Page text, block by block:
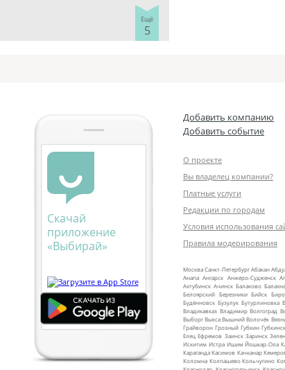
Ещё
5
Скачай
приложение
«Выбирай»
Добавить компанию
Добавить событие
О проекте
Вы владелец компании?
Платные услуги
Редакции по городам
Условия использования
Правила модерирования
МоскваСанкт‑ПетербургАбакан
Анапа Ангарск Анжеро‑Судженск
Ахтубинск Ачинск Балаково Балахна
Белоярский Березники Бийск
Будённовск Бузулук Бутурлиновка
Владикавказ Владимир Волгоград
ВыборгВыкса Вышний Волочёк
Грайворон Грозный Губкин
Елец Ефремов Заинск Заринск
Искитим Истра Ишим Йошкар‑Ола
Караганда Касимов Качканар
Коломна Колпашево Кольчугино